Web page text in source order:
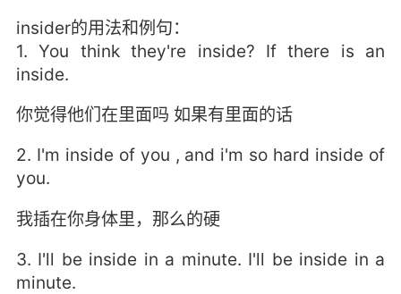
insider的用法和例句：
1. You think they're inside? If there is an
inside.
你觉得他们在里面吗 如果有里面的话
2. I'm inside of you , and i'm so hard inside of
you.
我插在你身体里，那么的硬
3. I'll be inside in a minute. I'll be inside in a
minute.